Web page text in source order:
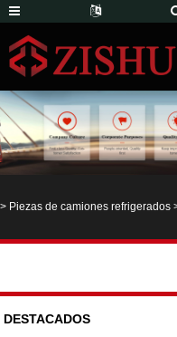
> Piezas de camiones refrigerados